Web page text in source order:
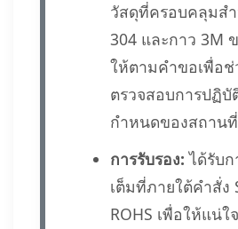
วัสดุที่ครอบคลุมส
304 และกาว 3M
ให้ตามคำขอเพื่อช่
ตรวจสอบการปฏิบั
กำหนดของสถาน
การรับรอง: ได้รับก
เต็มที่ภายใต้คำสั่ง
ROHS เพื่อให้แน่